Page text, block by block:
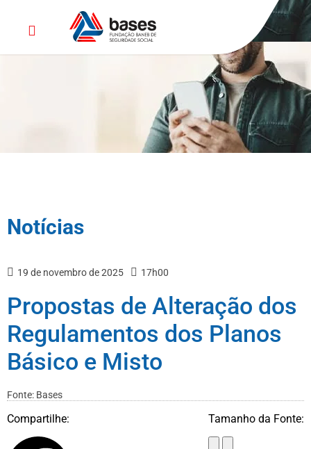
Notícias
19 de novembro de 2025 17h00
Propostas de Alteração dos
Regulamentos dos Planos
Básico e Misto
Fonte: Bases
Compartilhe: Tamanho da Fonte: